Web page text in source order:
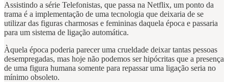
Assistindo a série Telefonistas, que passa na Netflix, um ponto da
trama é a implementação de uma tecnologia que deixaria de se
utilizar das figuras charmosas e femininas daquela época e passaria
para um sistema de ligação automática.
Àquela época poderia parecer uma crueldade deixar tantas pessoas
desempregadas, mas hoje não podemos ser hipócritas que a presença
de uma figura humana somente para repassar uma ligação seria no
mínimo obsoleto.